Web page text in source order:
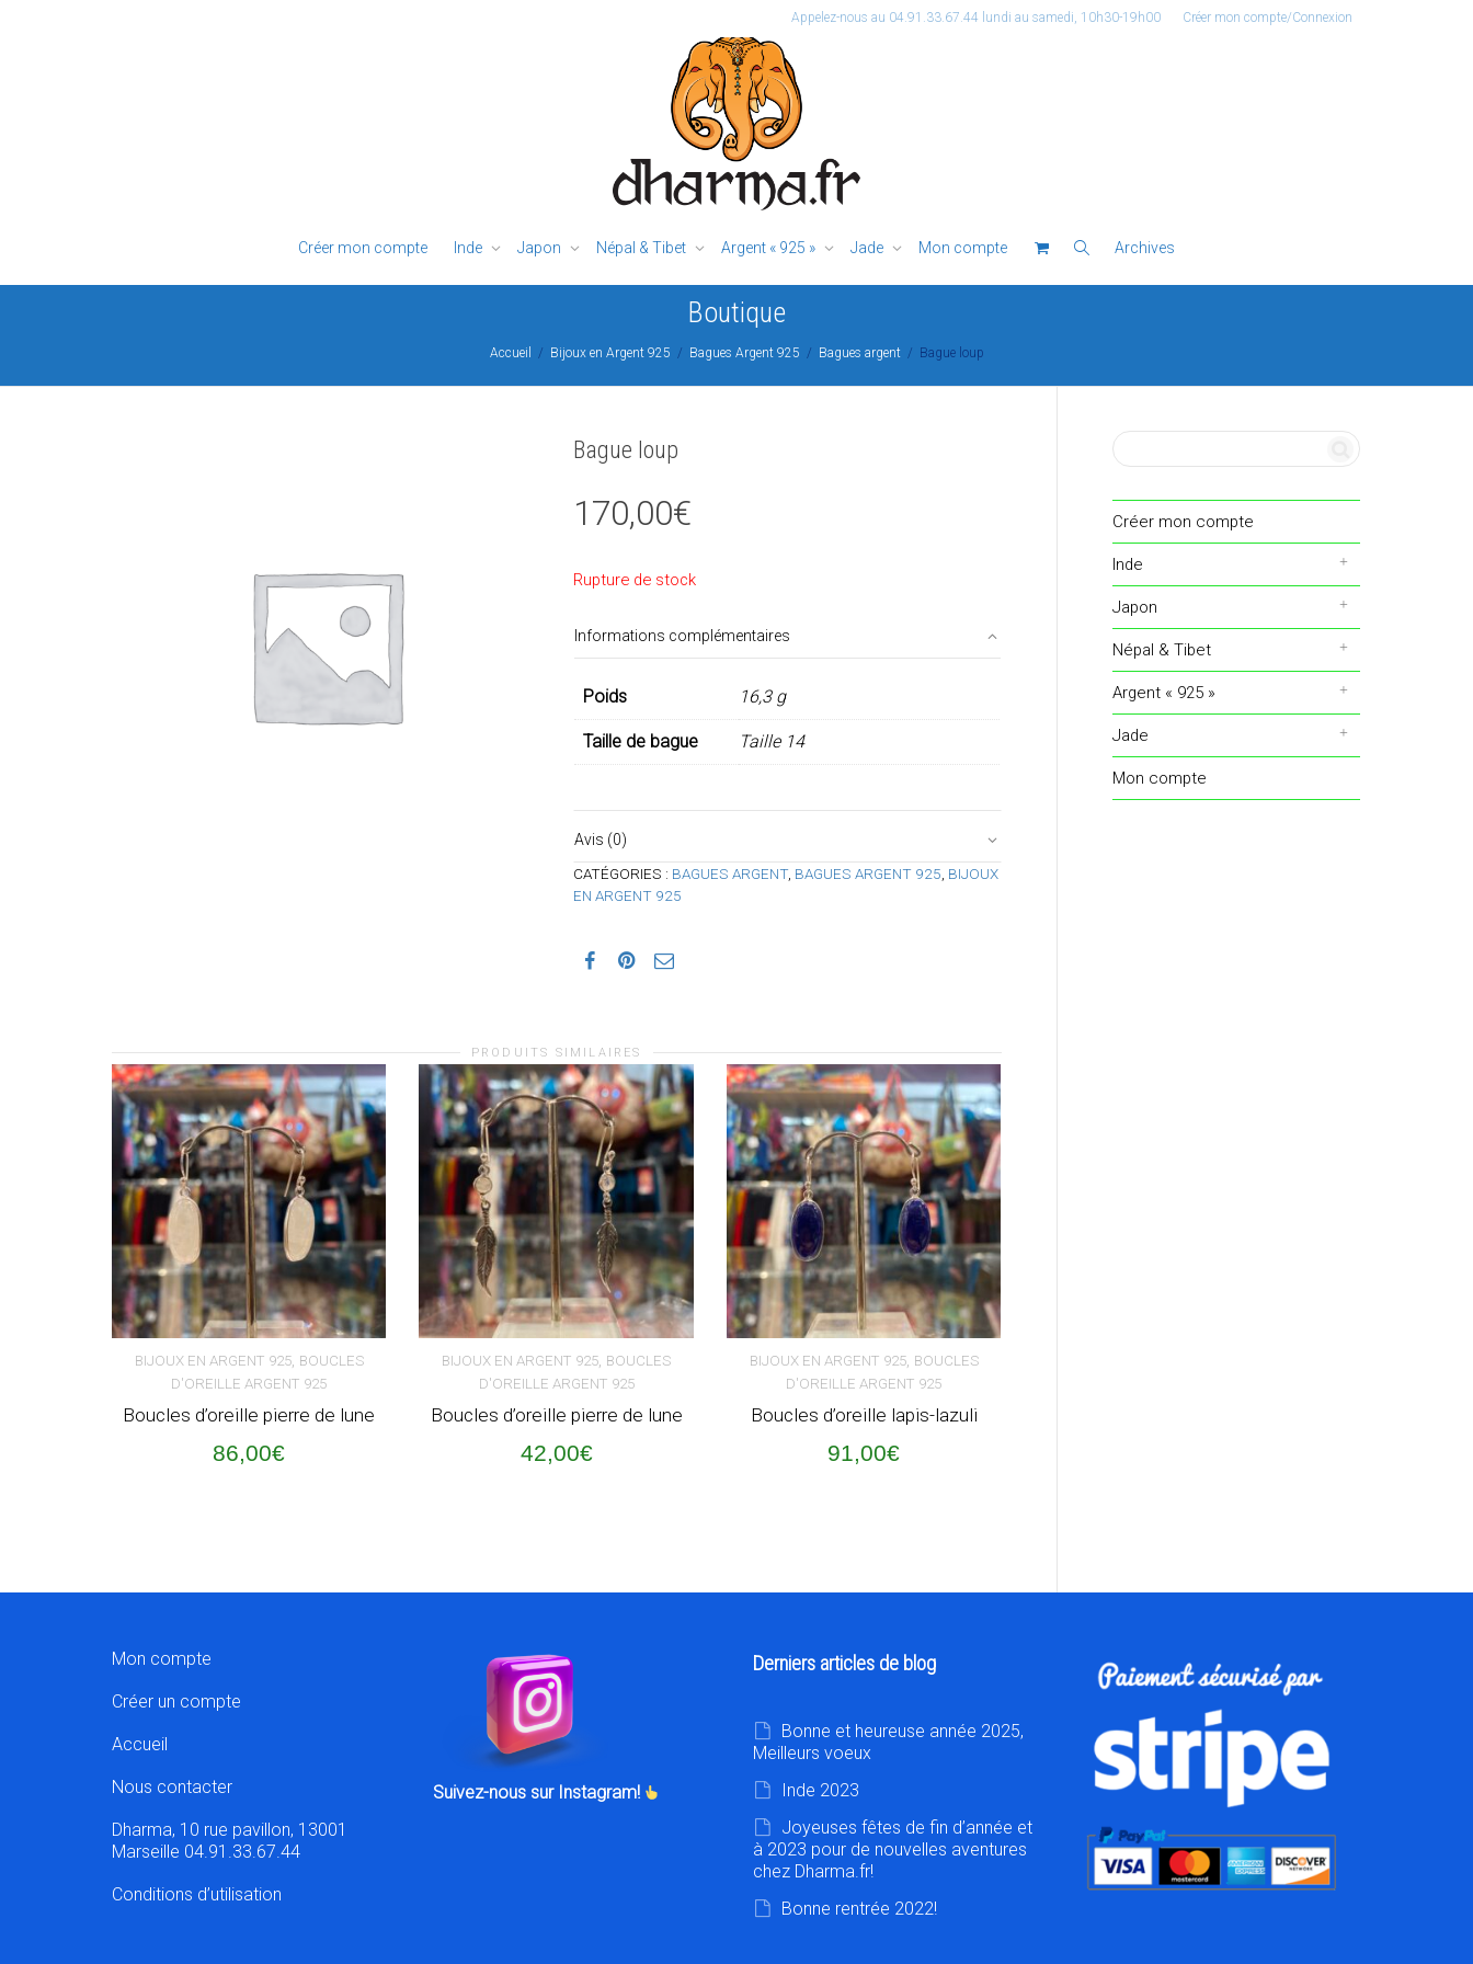
Appelez-nous au 04.91.33.67.44 lundi au samedi, 10h30-19h00 Créer mon compte/Connexion
Créer mon compte Inde Japon Népal & Tibet Argent « 925 » Jade Mon compte Archives
Boutique
Accueil Bijoux en Argent 925 Bagues Argent 925 Bagues argent Bague loup
Bague loup
170,00€
Rupture de stock
Informations complémentaires
Poids 16,3 g
Taille de bague Taille 14
Avis (0)
CATÉGORIES : BAGUES ARGENT, BAGUES ARGENT 925 BIJOUX
EN ARGENT 925
PRODUITS SIMILAIRES
BIJOUX EN ARGENT 925, BOUCLES
D'OREILLE ARGENT 925
Boucles d’oreille pierre de lune
86,00€
BIJOUX EN ARGENT 925, BOUCLES
D'OREILLE ARGENT 925
Boucles d’oreille pierre de lune
42,00€
BIJOUX EN ARGENT 925, BOUCLES
D'OREILLE ARGENT 925
Boucles d’oreille lapis-lazuli
91,00€
Créer mon compte
Inde
Japon
Népal & Tibet
Argent « 925 »
Jade
Mon compte
Mon compte
Créer un compte
Accueil
Nous contacter
Dharma, 10 rue pavillon, 13001
Marseille 04.91.33.67.44
Conditions d’utilisation
Suivez-nous sur Instagram!
Derniers articles de blog
Bonne et heureuse année 2025,
Meilleurs voeux
Inde 2023
Joyeuses fêtes de fin d’année et
à 2023 pour de nouvelles aventures
chez Dharma.fr!
Bonne rentrée 2022!